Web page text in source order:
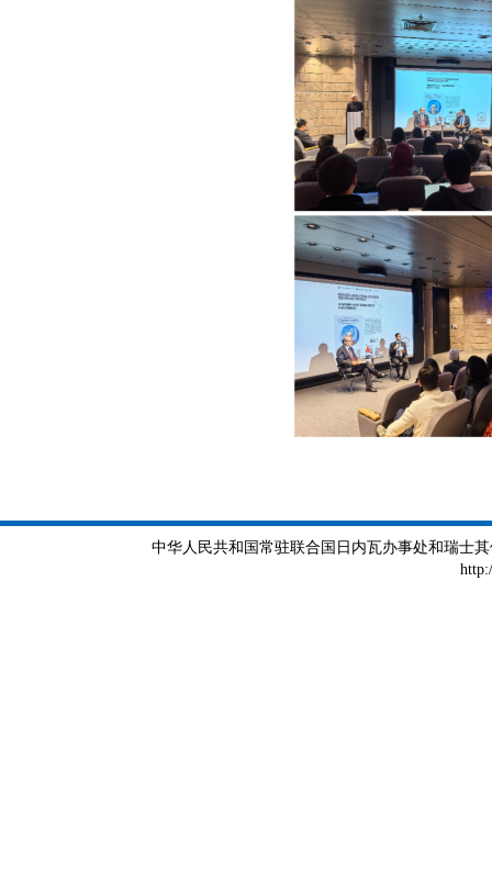
中华人民共和国常驻联合国日内瓦办事处和瑞士